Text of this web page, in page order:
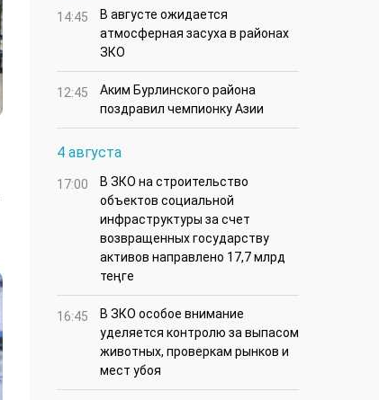
14:45
В августе ожидается
атмосферная засуха в районах
ЗКО
12:45
Аким Бурлинского района
поздравил чемпионку Азии
4 августа
17:00
В ЗКО на строительство
объектов социальной
инфраструктуры за счет
возвращенных государству
активов направлено 17,7 млрд
теңге
16:45
В ЗКО особое внимание
уделяется контролю за выпасом
животных, проверкам рынков и
мест убоя